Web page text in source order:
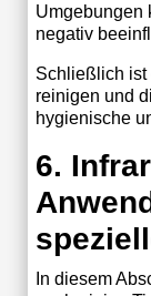
Umgebungen
negativ
Schließlich ist
reinigen und
hygienische
6.
In diesem